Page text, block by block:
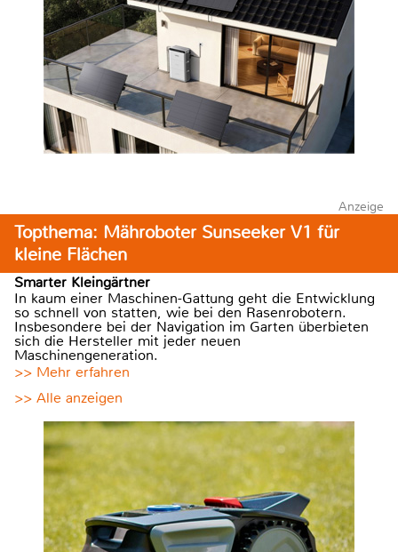
Anzeige
Topthema: Mähroboter Sunseeker V1 für
kleine Flächen
Smarter Kleingärtner
In kaum einer Maschinen-Gattung geht die Entwicklung
so schnell von statten, wie bei den Rasenrobotern.
Insbesondere bei der Navigation im Garten überbieten
sich die Hersteller mit jeder neuen
Maschinengeneration.
>> Mehr erfahren
>> Alle anzeigen